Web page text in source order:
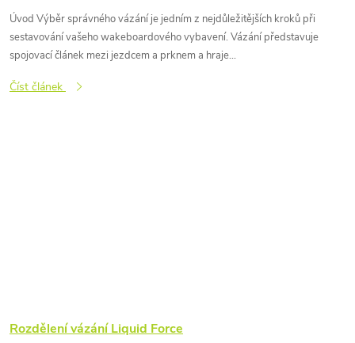
Úvod Výběr správného vázání je jedním z nejdůležitějších kroků při
sestavování vašeho wakeboardového vybavení. Vázání představuje
spojovací článek mezi jezdcem a prknem a hraje...
Číst článek
Rozdělení vázání Liquid Force